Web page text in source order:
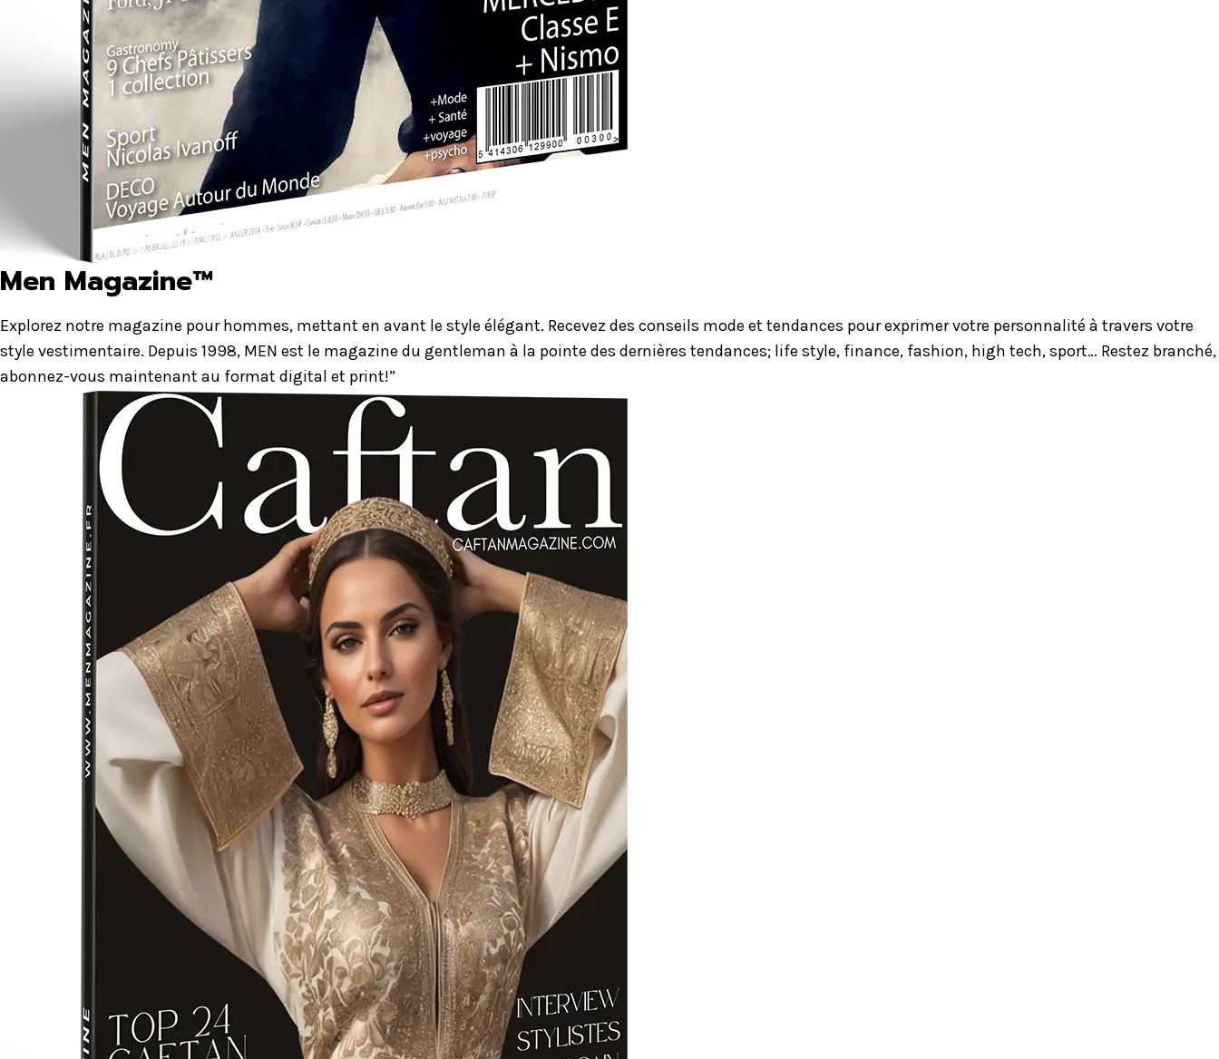
Men Magazine™
Explorez notre magazine pour hommes, mettant en avant le style élégant. Recevez des conseils mode et tendances pour exprimer votre personnalité à travers votre
style vestimentaire. Depuis 1998, MEN est le magazine du gentleman à la pointe des dernières tendances; life style, finance, fashion, high tech, sport… Restez branché,
abonnez-vous maintenant au format digital et print!”